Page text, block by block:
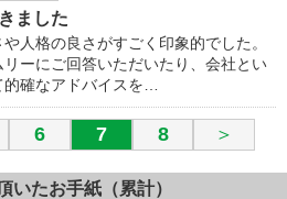
ました
人格の良さがすごく印象的でした。
ーにご回答いただいたり、会社とい
確なアドバイスを…
6 7 8 ＞
いたお手紙（累計）